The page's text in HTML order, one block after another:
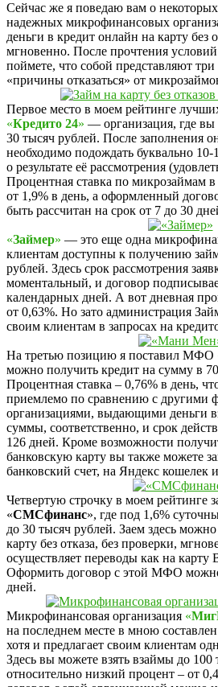
Сейчас же я поведаю вам о
надежных микрофинансовых
деньги в кредит онлайн на карту без
мгновенно. После прочтения
поймете, что собой представляют
«причины отказаться» от
Первое место в моем рейтинге
«Кредито 24» — организация, где вы
30 тысяч рублей. После заполнения
необходимо подождать буквально
о результате её рассмотрения
Процентная ставка по микрозаймам в
от 1,9% в день, а оформленный
быть рассчитан на срок от 7 до 30
«Займер» — это еще одна
клиентам доступны к получению
рублей. Здесь срок рассмотрения
моментальный, и договор
календарных дней. А вот дневная
от 0,63%. Но зато администрация
своим клиентам в запросах на
На третью позицию я поставил МФО
можно получить кредит на сумму в
Процентная ставка – 0,76% в день,
приемлемо по сравнению с другими
организациями, выдающими деньги
суммы, соответственно, и срок
126 дней. Кроме возможности
банковскую карту вы также можете
банковский счет, на Яндекс кошелек
Четвертую строчку в моем рейтинге
«СМСфинанс», где под 1,6%
до 30 тысяч рублей. Заем здесь
карту без отказа, без проверки,
осуществляет переводы как на карту
Оформить договор с этой МФО
дней.
Микрофинансовая организация «
на последнем месте в мною
хотя и предлагает своим клиентам
Здесь вы можете взять взаймы до 100
относительно низкий процент – от